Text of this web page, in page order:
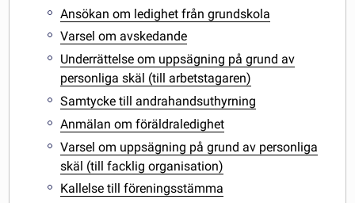
Ansökan om ledighet från grundskola
Varsel om avskedande
Underrättelse om uppsägning på grund av
personliga skäl (till arbetstagaren)
Samtycke till andrahandsuthyrning
Anmälan om föräldraledighet
Varsel om uppsägning på grund av personliga
skäl (till facklig organisation)
Kallelse till föreningsstämma